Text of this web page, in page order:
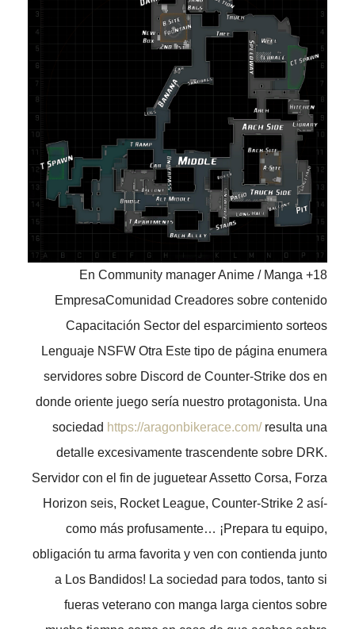
18+ En Community manager Anime / Manga
EmpresaComunidad Creadores sobre contenido
Capacitación Sector del esparcimiento sorteos
Lenguaje NSFW Otra Este tipo de página enumera
servidores sobre Discord de Counter-Strike dos en
donde oriente juego serí­a nuestro protagonista. Una
sociedad https://aragonbikerace.com/resulta una
detalle excesivamente trascendente sobre DRK.
Servidor con el fin de juguetear Assetto Corsa, Forza
Horizon seis, Rocket League, Counter-Strike 2 así­
como más profusamente… ¡Prepara tu equipo,
obligación tu arma favorita y ven con contienda junto
a Los Bandidos! La sociedad para todos, tanto si
fueras veterano con manga larga cientos sobre